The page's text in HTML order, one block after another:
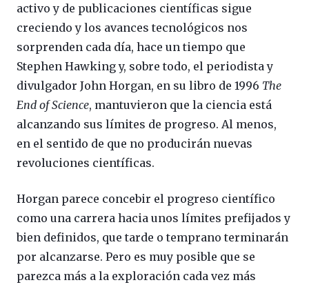
activo y de publicaciones científicas sigue
creciendo y los avances tecnológicos nos
sorprenden cada día, hace un tiempo que
Stephen Hawking y, sobre todo, el periodista y
divulgador John Horgan, en su libro de 1996 The
End of Science, mantuvieron que la ciencia está
alcanzando sus límites de progreso. Al menos,
en el sentido de que no producirán nuevas
revoluciones científicas.
Horgan parece concebir el progreso científico
como una carrera hacia unos límites prefijados y
bien definidos, que tarde o temprano terminarán
por alcanzarse. Pero es muy posible que se
parezca más a la exploración cada vez más